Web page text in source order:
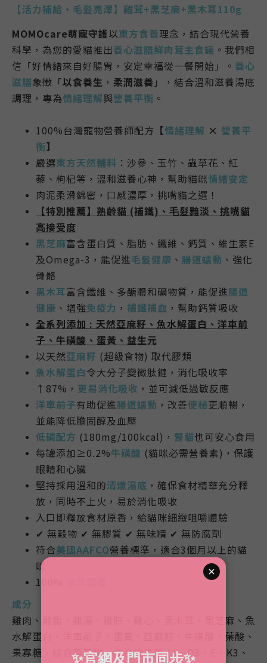
【活力補給・毛髮亮澤】雞茸+黑芝麻+黑木耳110g
MOMOcare萌寵守護以東方食養理念 ，結合現代營養
科學，為您的愛貓推出養心滋膳鮮肉茸主食罐 。 我們相
信「好情緒來自好腸胃，安定幸福從一餐開始 」。 養心
滋膳象徵「以食養生 ， 柔潤滋養 」，結合溫和滋養湯底
調理，專為情緒理解與營養平衡 。
100%台灣寵物營養師配方 【情緒理解 × 營養平
衡】
嚴選東方天然輔料 ： 沙參、玉竹、蟲草花、紅
藜、枸杞等 ， 溫和滋養心神，幫助貓咪情緒安定
肉泥柔滑綿密，口感濃厚， 挑嘴貓之選！
【特別推薦】 熟齡貓 (補鐵)、⽑髮黯淡、挑嘴貓
⾼接受度
黑芝麻富含蛋白質、脂肪、纖維、鈣質、維生素E
及Omega-3，能促進毛髮健康 、 腸道蠕動 、強化
骨骼
黑木耳富含纖維、多醣體和礦物質，能促進腸道
健康 、增強免疫力 ， 補鐵補血 ，幫助鈣質吸收
全系列添加 : 天然亞麻籽、魚水解蛋白、洋車前
子、牛磺酸、蛋黃、益生元
以天然亞麻籽 (超級食物) 取代膠類
魚水解蛋白令大分子變微肽鏈，消化吸收率
↑87%， 更易消化吸收 ，並可減低過敏反應
洋車前子有助促進腸道蠕動 ，改善便秘更順暢，
並能降低膽固醇及血壓
低磷配方 (180mg/100kcal)， 腎貓也可安心食用
每罐添加≥0.2%牛磺酸 (貓咪必需營養素)，保護
眼睛和心臟
堅持採用溫和的清燉湯底 ，確保食材精華充分釋
放，同時不上火，易於消化吸收
入口即釋放食材原香，給貓咪細緻咀嚼體驗
✔ 無穀物 ✔ 無膠質 ✔ 無味精 ✔ 無防腐劑
符合美國AAFCO營養標準，適合3個月以上的貓
咪
100%
成分
雞肉、雞脂、雞湯、雞肝、雞心、黑木耳、黑芝麻、魚
水解蛋白、洋車前子、蛋黃、亞麻籽、牛磺酸、葉酸、
果寡糖、綜合氨基酸、綜合維生素 (A、D3、E、K3、